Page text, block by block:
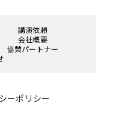
講演依頼
会社概要
協賛パートナー
ーポリシー